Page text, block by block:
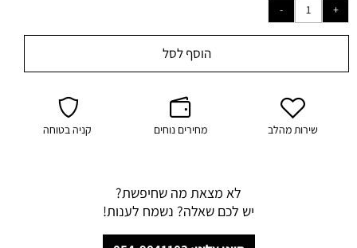
הוסף לסל
שירות מהלב מחירים נוחים קניה בטוחה
לא מצאת מה שחיפשת?
יש לכם שאלה? נשמח לענות!